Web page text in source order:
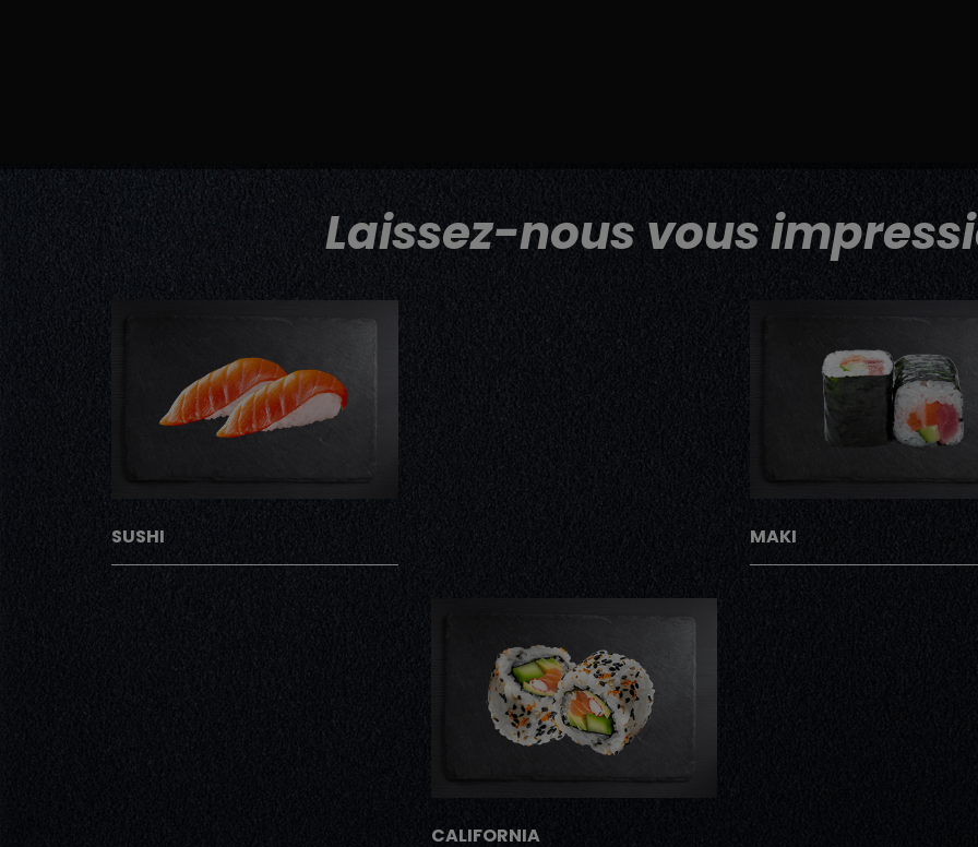
Laissez-nous vous
SUSHI
AJOUTER
MAKI
CALIFORNIA
AJOUTER